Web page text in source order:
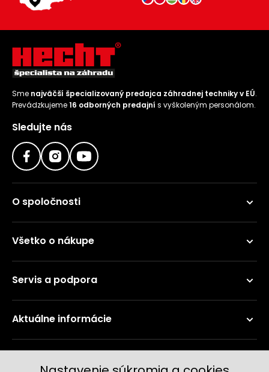
Sme najväčší špecializovaný predajca záhradnej techniky v EÚ.
Prevádzkujeme16 odborných predajní s vyškoleným personálom.
Sledujte nás
O spoločnosti
Všetko o nákupe
Servis a podpora
Aktuálne informácie